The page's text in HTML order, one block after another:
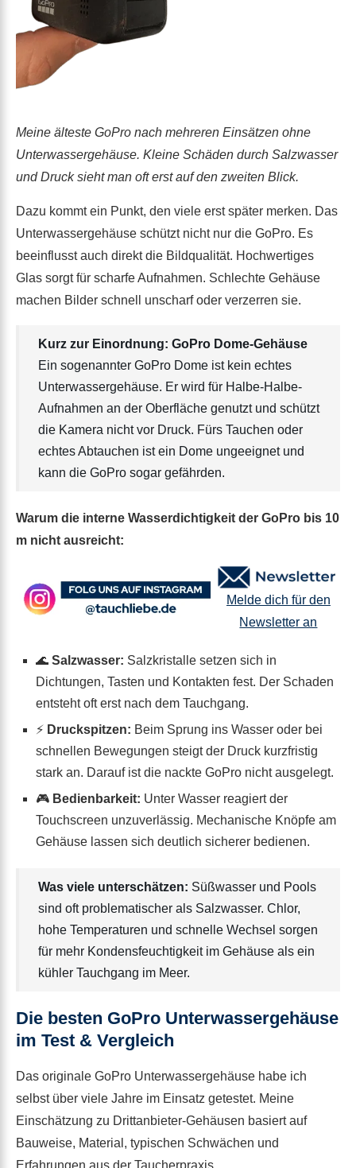
Meine älteste GoPro nach mehreren Einsätzen ohne
Unterwassergehäuse. Kleine Schäden durch Salzwasser
und Druck sieht man oft erst auf den zweiten Blick.
Dazu kommt ein Punkt, den viele erst später merken. Das
Unterwassergehäuse schützt nicht nur die GoPro. Es
beeinflusst auch direkt die Bildqualität. Hochwertiges
Glas sorgt für scharfe Aufnahmen. Schlechte Gehäuse
machen Bilder schnell unscharf oder verzerren sie.
Kurz zur Einordnung: GoPro Dome-Gehäuse
Ein sogenannter GoPro Dome ist kein echtes
Unterwassergehäuse. Er wird für Halbe-Halbe-
Aufnahmen an der Oberfläche genutzt und schützt
die Kamera nicht vor Druck. Fürs Tauchen oder
echtes Abtauchen ist ein Dome ungeeignet und
kann die GoPro sogar gefährden.
Warum die interne Wasserdichtigkeit der GoPro bis 10
m nicht ausreicht:
Melde dich für den
Newsletter an
🌊 Salzwasser: Salzkristalle setzen sich in
Dichtungen, Tasten und Kontakten fest. Der Schaden
entsteht oft erst nach dem Tauchgang.
⚡ Druckspitzen: Beim Sprung ins Wasser oder bei
schnellen Bewegungen steigt der Druck kurzfristig
stark an. Darauf ist die nackte GoPro nicht ausgelegt.
🎮 Bedienbarkeit: Unter Wasser reagiert der
Touchscreen unzuverlässig. Mechanische Knöpfe am
Gehäuse lassen sich deutlich sicherer bedienen.
Was viele unterschätzen: Süßwasser und Pools
sind oft problematischer als Salzwasser. Chlor,
hohe Temperaturen und schnelle Wechsel sorgen
für mehr Kondensfeuchtigkeit im Gehäuse als ein
kühler Tauchgang im Meer.
Die besten GoPro Unterwassergehäuse
im Test & Vergleich
Das originale GoPro Unterwassergehäuse habe ich
selbst über viele Jahre im Einsatz getestet. Meine
Einschätzung zu Drittanbieter-Gehäusen basiert auf
Bauweise, Material, typischen Schwächen und